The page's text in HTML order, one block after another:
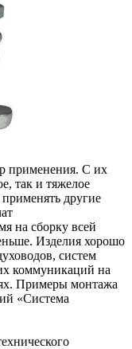
применения. С их
так и тяжелое
другие
на сборку всей
Изделия хорошо
систем
коммуникаций на
Примеры монтажа
«Система